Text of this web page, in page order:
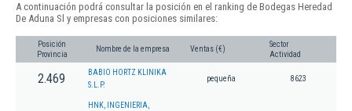
A continuación podrá consultar la posición en el ranking de Bodegas Heredad
De Aduna Sl y empresas con posiciones similares:
Posición
Provincia
Nombre de la empresa Ventas (€)
Sector
Actividad
2.469
BABIO HORTZ KLINIKA
S.L.P.
pequeña 8623
HNK, INGENIERIA,